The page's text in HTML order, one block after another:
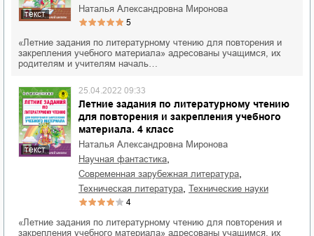
текст Наталья Александровна Миронова
5
«Летние задания по литературному чтению для повторения и
закрепления учебного материала» адресованы учащимся, их
родителям и учителям началь…
текст
Летние задания по литературному чтению
для повторения и закрепления учебного
материала. 4 класс
25.04.2022 09:33
Наталья Александровна Миронова
научная фантастика
современная зарубежная литература
техническая литература технические науки
4
«Летние задания по литературному чтению для повторения и
закрепления учебного материала» адресованы учащимся, их